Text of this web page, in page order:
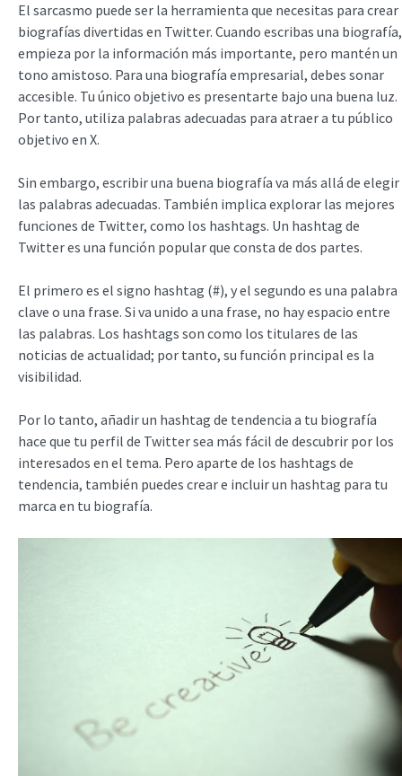
El sarcasmo puede ser la herramienta que necesitas para crear
biografías divertidas en Twitter. Cuando escribas una biografía,
empieza por la información más importante, pero mantén un
tono amistoso. Para una biografía empresarial, debes sonar
accesible. Tu único objetivo es presentarte bajo una buena luz.
Por tanto, utiliza palabras adecuadas para atraer a tu público
objetivo en X.
Sin embargo, escribir una buena biografía va más allá de elegir
las palabras adecuadas. También implica explorar las mejores
funciones de Twitter, como los hashtags. Un hashtag de
Twitter es una función popular que consta de dos partes.
El primero es el signo hashtag (#), y el segundo es una palabra
clave o una frase. Si va unido a una frase, no hay espacio entre
las palabras. Los hashtags son como los titulares de las
noticias de actualidad; por tanto, su función principal es la
visibilidad.
Por lo tanto, añadir un hashtag de tendencia a tu biografía
hace que tu perfil de Twitter sea más fácil de descubrir por los
interesados en el tema. Pero aparte de los hashtags de
tendencia, también puedes crear e incluir un hashtag para tu
marca en tu biografía.